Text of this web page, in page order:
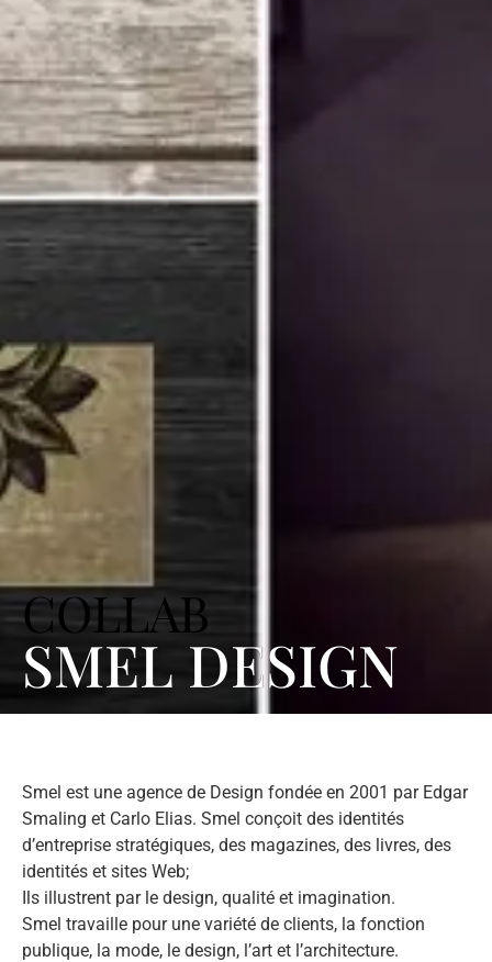
COLLAB
SMEL DESIGN
Smel est une agence de Design fondée en 2001 par Edgar
Smaling et Carlo Elias. Smel conçoit des identités
d’entreprise stratégiques, des magazines, des livres, des
identités et sites Web;
Ils illustrent par le design, qualité et imagination.
Smel travaille pour une variété de clients, la fonction
publique, la mode, le design, l’art et l’architecture.